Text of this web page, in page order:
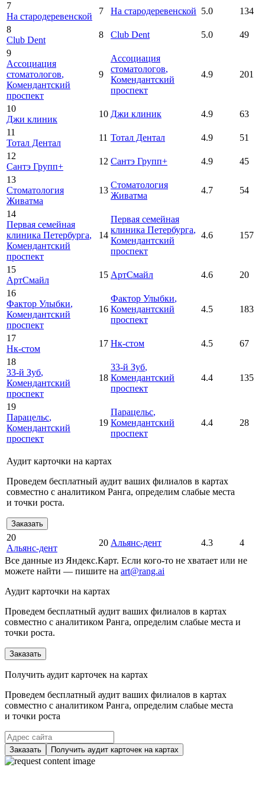
7
На стародеревенской
7 На стародеревенской 5.0
134
8
Club Dent
8 Club Dent 5.0
49
9
Ассоциация
стоматологов,
Комендантский
проспект
9
Ассоциация
стоматологов,
Комендантский
проспект
4.9 201
10
Джи клиник
10 Джи клиник 4.9
63
11
Тотал Дентал
11 Тотал Дентал 4.9
51
12
Сантэ Групп+
12 Сантэ Групп+ 4.9
45
13
Стоматология
Живатма
13
Стоматология
Живатма
4.7 54
14
Первая семейная
клиника Петербурга,
Комендантский
проспект
14
Первая семейная
клиника Петербурга,
Комендантский
проспект
4.6 157
15
АртСмайл
15 АртСмайл 4.6
20
16
Фактор Улыбки,
Комендантский
проспект
16
Фактор Улыбки,
Комендантский
проспект
4.5 183
17
Нк-стом
17 Нк-стом 4.5
67
18
33-й Зуб,
Комендантский
проспект
18
33-й Зуб,
Комендантский
проспект
4.4 135
19
Парацельс,
Комендантский
проспект
19
Парацельс,
Комендантский
проспект
4.4 28
Аудит карточки на картах
Проведем бесплатный аудит ваших филиалов в картах
совместно с аналитиком Ранга, определим слабые места
и точки роста.
Заказать
20
Альянс-дент
20 Альянс-дент 4.3
4
Все данные из Яндекс.Карт. Если кого-то не хватает или не
можете найти — пишите на art@rang.ai
Аудит карточки на картах
Проведем бесплатный аудит ваших филиалов в картах
совместно с аналитиком Ранга, определим слабые места и
точки роста.
Заказать
Получить аудит карточек на картах
Проведем бесплатный аудит ваших филиалов в картах
совместно с аналитиком Ранга, определим слабые места
и точки роста
Заказать Получить аудит карточек на картах